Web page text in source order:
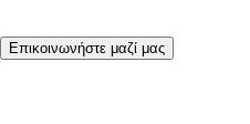
Επικοινωνήστε μαζί μας